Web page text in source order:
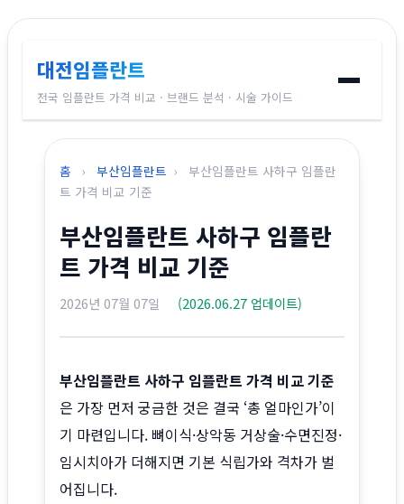
대전임플란트
전국 임플란트 가격 비교 · 브랜드 분석 · 시술 가이드
홈
임플란트 브랜드
가격 비교
전국 지역별 가격
교정치과
사이트 소개
홈 › 부산임플란트 ›
부산임플란트 사하구 임플란
트 가격 비교 기준
부산임플란트 사하구 임플란
트 가격 비교 기준
2026년 07월 07일 (2026.06.27 업데이트)
부산임플란트 사하구 임플란트 가격 비교 기준
은 가장 먼저 궁금한 것은 결국 ‘총 얼마인가’이
기 마련입니다. 뼈이식·상악동 거상술·수면진정·
임시치아가 더해지면 기본 식립가와 격차가 벌
어집니다.